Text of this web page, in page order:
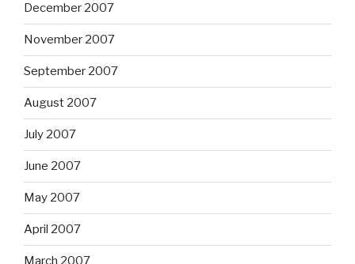
December 2007
November 2007
September 2007
August 2007
July 2007
June 2007
May 2007
April 2007
March 2007